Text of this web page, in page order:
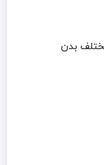
بدن